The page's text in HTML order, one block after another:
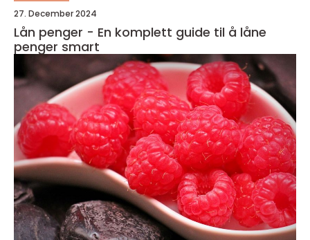
27. December 2024
Lån penger - En komplett guide til å låne
penger smart